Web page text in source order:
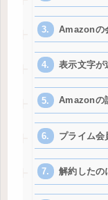
Amazonの
表示文字が
Amazonの
プライム会
解約したの